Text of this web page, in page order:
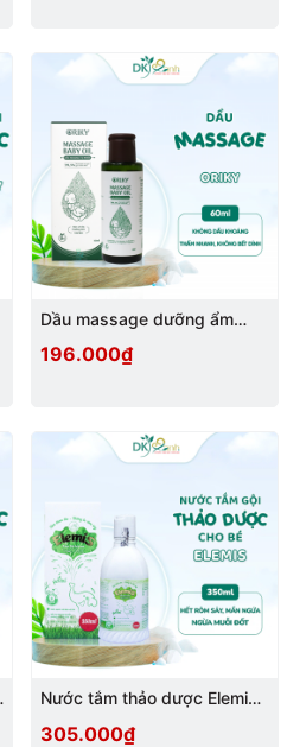
Dầu massage dưỡng ẩm
196.000₫
Nước tắm thảo dược Elemis
305.000₫